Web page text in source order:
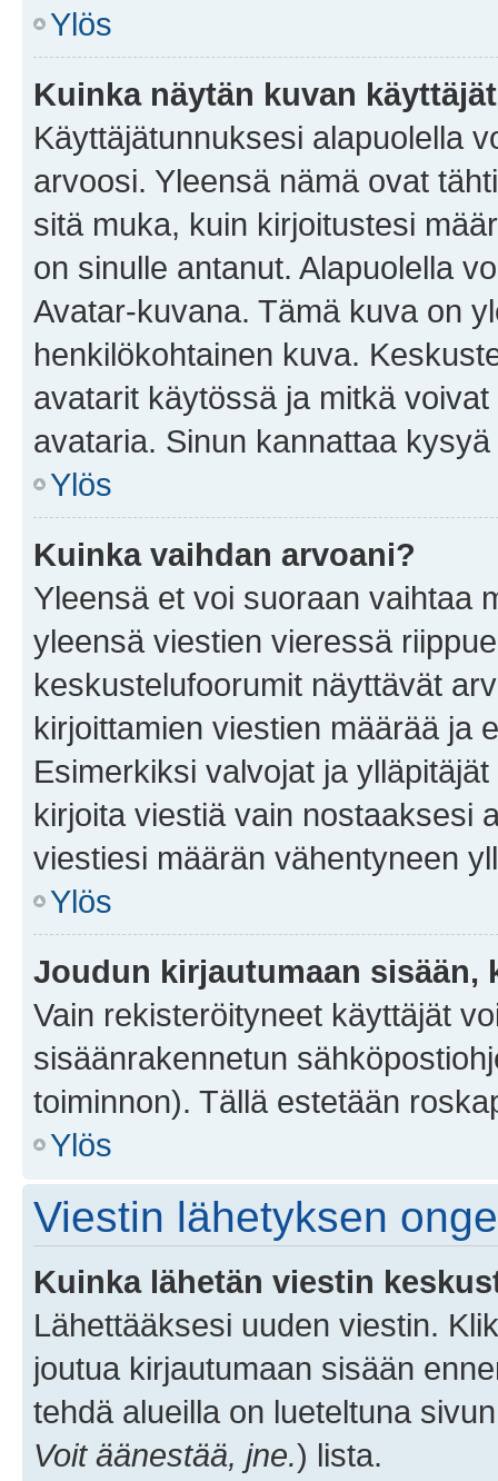
Ylös
Kuinka näytän kuvan
Käyttäjätunnuksesi alapuolella
arvoosi. Yleensä nämä ovat
sitä muka, kuin kirjoitustesi
on sinulle antanut. Alapuolella
Avatar-kuvana. Tämä kuva on
henkilökohtainen kuva.
avatarit käytössä ja mitkä
avataria. Sinun kannattaa
Ylös
Kuinka vaihdan arvoani?
Yleensä et voi suoraan vaihtaa
yleensä viestien vieressä
keskustelufoorumit näyttävät
kirjoittamien viestien määrää ja
Esimerkiksi valvojat ja
kirjoita viestiä vain nostaaksesi
viestiesi määrän vähentyneen
Ylös
Joudun kirjautumaan sisään,
Vain rekisteröityneet käyttäjät
sisäänrakennetun
toiminnon). Tällä estetään
Ylös
Viestin lähetyksen
Kuinka lähetän viestin
Lähettääksesi uuden viestin.
joutua kirjautumaan sisään
tehdä alueilla on lueteltuna
Voit äänestää, jne.) lista.